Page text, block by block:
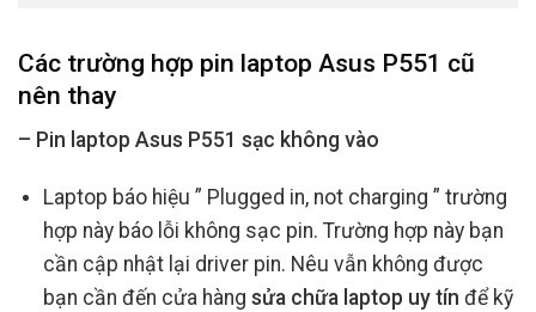
Các trường hợp pin laptop Asus P551 cũ
nên thay
– Pin laptop Asus P551 sạc không vào
Laptop báo hiệu ” Plugged in, not charging ” trường
hợp này báo lỗi không sạc pin. Trường hợp này bạn
cần cập nhật lại driver pin. Nêu vẫn không được
bạn cần đến cửa hàng sửa chữa laptop uy tín để kỹ